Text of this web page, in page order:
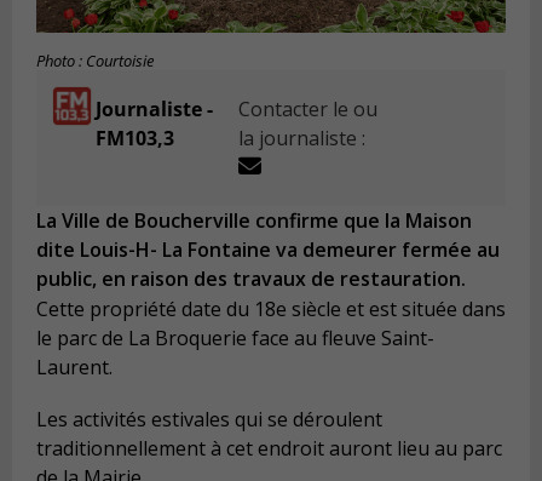
Photo : Courtoisie
Journaliste -
FM103,3
Contacter le ou
la journaliste :
La Ville de Boucherville confirme que la Maison
dite Louis-H- La Fontaine va demeurer fermée au
public, en raison des travaux de restauration.
Cette propriété date du 18e siècle et est située dans
le parc de La Broquerie face au fleuve Saint-
Laurent.
Les activités estivales qui se déroulent
traditionnellement à cet endroit auront lieu au parc